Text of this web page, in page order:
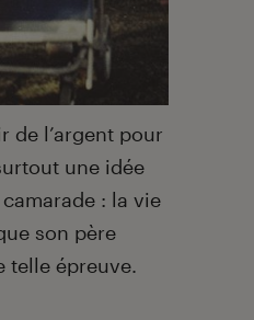
de l’argent pour
une idée
: la vie
son père
telle épreuve.